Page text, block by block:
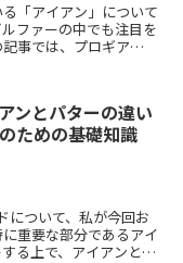
「アイアン」について
ファーの中でも注目を
事では、プロギア
ンとパターの違い
ための基礎知識
について、私が今回お
重要な部分であるアイ
る上で、アイアンとパ